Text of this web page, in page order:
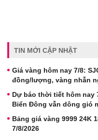
TIN MỚI CẬP NHẬT
Giá vàng hôm nay 7/8:
đồng/lượng, vàng nhẫn
Dự báo thời tiết hôm nay
Biển Đông vẫn dông gió
Bảng giá vàng 9999 24K
7/8/2026